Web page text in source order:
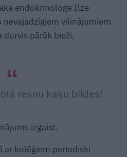
endokrinoloģe Ilze
vilinājumiem
pārāk bieži,
resnu kaķu bildes!
izgaist.
ar kolēģiem periodiski